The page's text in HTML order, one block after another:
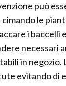
può
le
i baccelli
necessari
in negozio.
evitando di